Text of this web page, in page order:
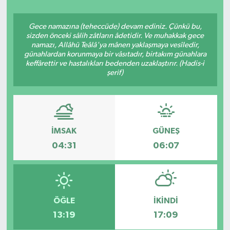
Gece namazına (teheccüde) devam ediniz. Çünkü bu,
sizden önceki sâlih zâtların âdetidir. Ve muhakkak gece
namazı, Allâhü Teâlâ'ya mânen yaklaşmaya vesîledir,
günahlardan korunmaya bir vâsıtadır, birtakım günahlara
keffârettir ve hastalıkları bedenden uzaklaştırır. (Hadis-i
şerif)
İMSAK
04:31
GÜNEŞ
06:07
ÖĞLE
13:19
İKINDI
17:09
Dış Haberler
EĞİTİM
English News
Flaş Haber
Gayrimenkul